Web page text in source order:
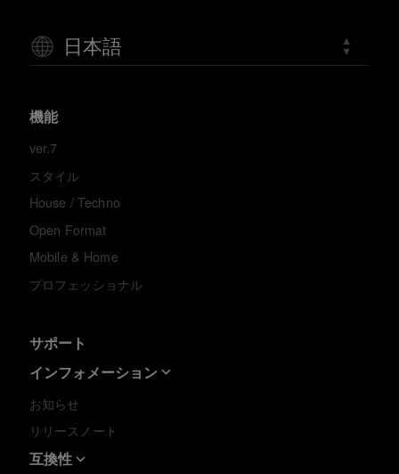
日本語
機能
ver.7
スタイル
House / Techno
Open Format
Mobile & Home
プロフェッショナル
サポート
インフォメーション
お知らせ
リリースノート
互換性